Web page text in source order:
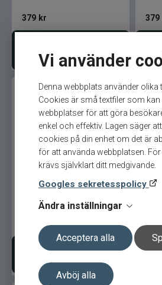
Vi använder
Denna webbplats använder olika
Cookies är små textfiler som
webbplatser för att göra
enkel och effektiv. Lagen säger
cookies på din enhet om det är
för att använda webbplatsen.
krävs självklart ditt medgivande.
Googles sekretesspolicy
Ändra inställningar
Acceptera alla
Avböj alla
379 kr 379
Simms Guide Lightweight
kr 319